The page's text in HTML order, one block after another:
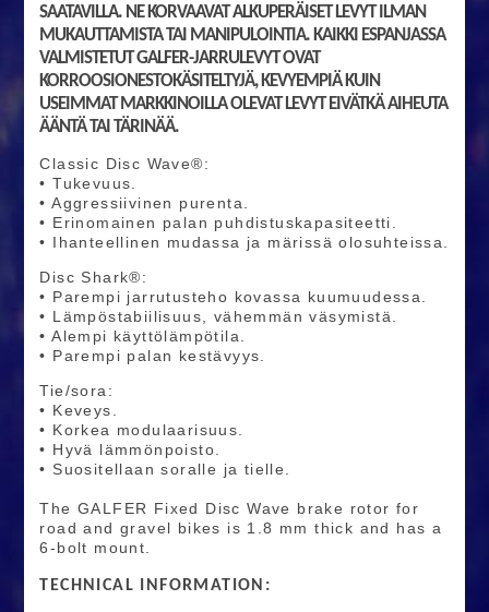
SAATAVILLA. NE KORVAAVAT ALKUPERÄISET LEVYT ILMAN
MUKAUTTAMISTA TAI MANIPULOINTIA. KAIKKI ESPANJASSA
VALMISTETUT GALFER-JARRULEVYT OVAT
KORROOSIONESTOKÄSITELTYJÄ, KEVYEMPIÄ KUIN
USEIMMAT MARKKINOILLA OLEVAT LEVYT EIVÄTKÄ AIHEUTA
ÄÄNTÄ TAI TÄRINÄÄ.
Classic Disc Wave®:
• Tukevuus.
• Aggressiivinen purenta.
• Erinomainen palan puhdistuskapasiteetti.
• Ihanteellinen mudassa ja märissä olosuhteissa.
Disc Shark®:
• Parempi jarrutusteho kovassa kuumuudessa.
• Lämpöstabiilisuus, vähemmän väsymistä.
• Alempi käyttölämpötila.
• Parempi palan kestävyys.
Tie/sora:
• Keveys.
• Korkea modulaarisuus.
• Hyvä lämmönpoisto.
• Suositellaan soralle ja tielle.
The GALFER Fixed Disc Wave brake rotor for
road and gravel bikes is 1.8 mm thick and has a
6-bolt mount.
TECHNICAL INFORMATION: